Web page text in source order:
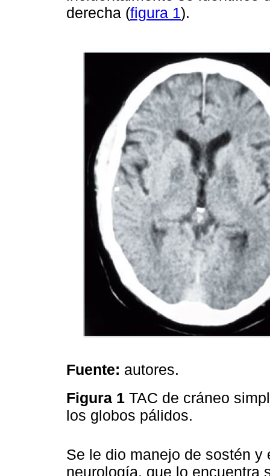
derecha (figura 1).
Fuente: autores.
Figura 1 TAC de cráneo
los globos pálidos.
Se le dio manejo de sostén y
neurología, que lo encuentra